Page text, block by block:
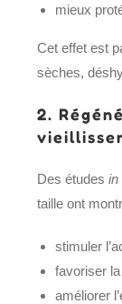
mieux
Cet effet est
sèches,
2.
Des étudesin
taille ont
stimuler
favoriser
améliorer